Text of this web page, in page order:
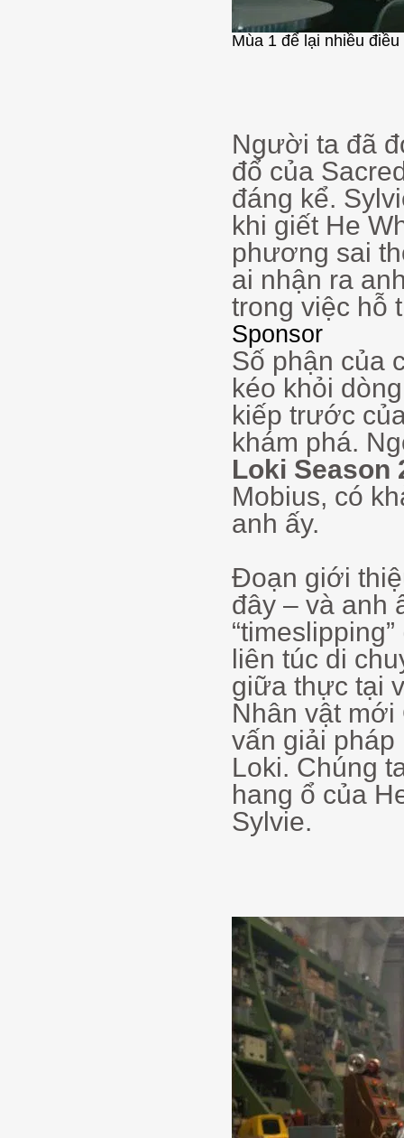
Mùa 1 để lại nhiều
Người ta đã
đổ của
đáng kể.
khi giết He
phương sai
ai nhận ra
trong việc hỗ
Sponsor
Số phận của
kéo khỏi
kiếp trước
khám phá.
Loki Season
Mobius, có
anh ấy.
Đoạn giới
đây – và anh
liên túc di
giữa thực tại
Nhân vật
vấn giải
Loki. Chúng
hang ổ của
Sylvie.